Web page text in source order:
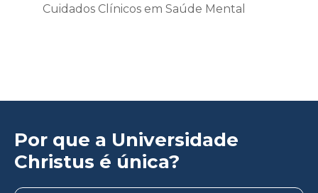
Cuidados Clínicos em Saúde Mental
Por que a Universidade
Christus é única?